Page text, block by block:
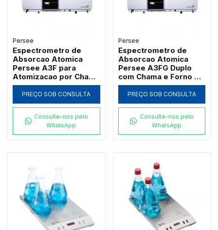
Persee
Espectrometro de
Absorcao Atomica
Persee A3F para
Atomizacao por Chama
com Queimador de
Titanio
PREÇO SOB CONSULTA
Consulte-nos pelo
WhatsApp
Persee
Espectrometro de
Absorcao Atomica
Persee A3FG Duplo
com Chama e Forno de
Grafite Transversal
PREÇO SOB CONSULTA
Consulte-nos pelo
WhatsApp